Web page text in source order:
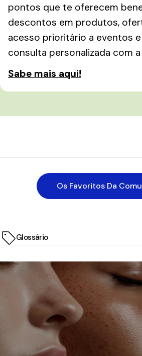
pontos que te oferecem
descontos em produtos,
acesso prioritário a eventos
consulta personalizada com a
Sabe mais aqui!
Os Favoritos Da
Glossário